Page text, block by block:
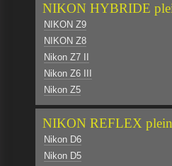
NIKON HYBRIDE
NIKON Z9
NIKON Z8
Nikon Z7 II
Nikon Z6 III
Nikon Z5
NIKON REFLEX plein
Nikon D6
Nikon D5